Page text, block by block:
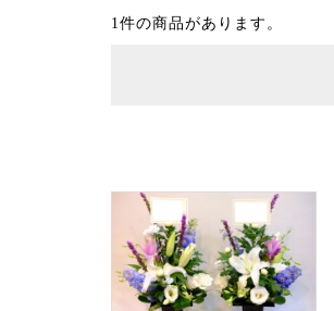
1件の商品があります。